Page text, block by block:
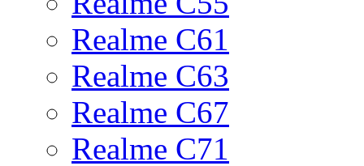
Realme C61
Realme C63
Realme C67
Realme C71